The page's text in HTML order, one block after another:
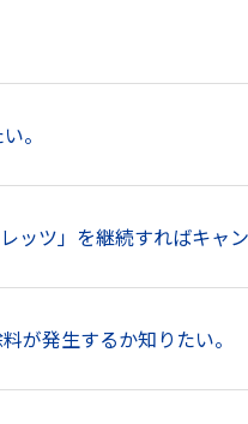
。
ツ」を継続すればキャ
が発生するか知りたい。